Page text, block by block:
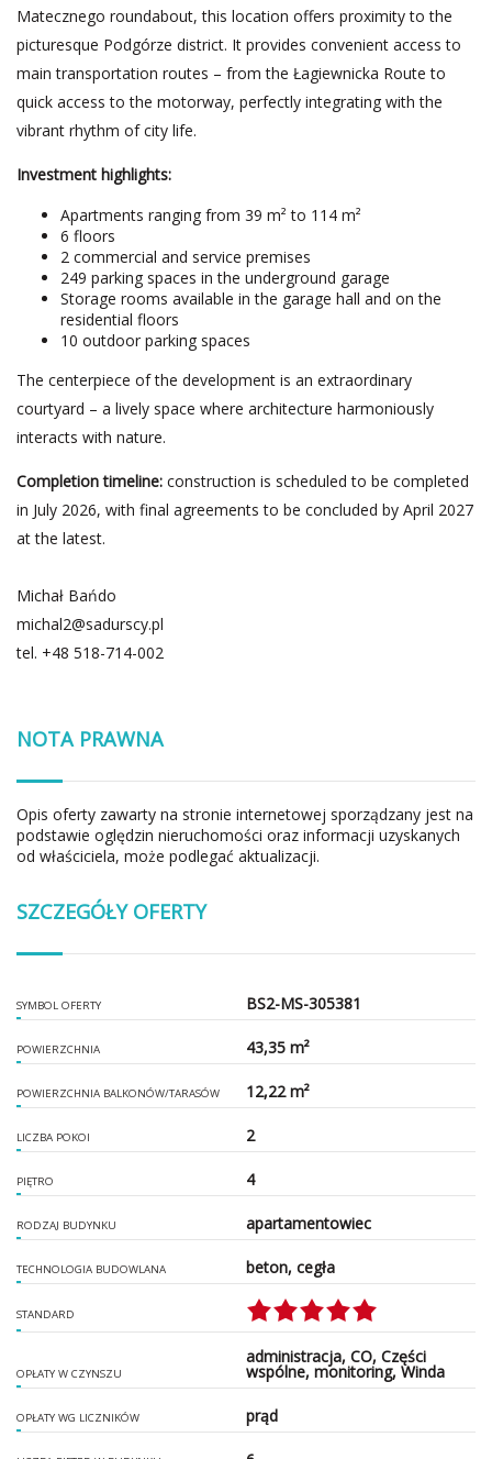
Matecznego roundabout, this location offers proximity to the
picturesque Podgórze district. It provides convenient access to
main transportation routes – from the Łagiewnicka Route to
quick access to the motorway, perfectly integrating with the
vibrant rhythm of city life.
Investment highlights:
Apartments ranging from 39 m² to 114 m²
6 floors
2 commercial and service premises
249 parking spaces in the underground garage
Storage rooms available in the garage hall and on the
residential floors
10 outdoor parking spaces
The centerpiece of the development is an extraordinary
courtyard – a lively space where architecture harmoniously
interacts with nature.
Completion timeline: construction is scheduled to be completed
in July 2026, with final agreements to be concluded by April 2027
at the latest.
Michał Bańdo
michal2@sadurscy.pl
tel. +48 518-714-002
NOTA PRAWNA
Opis oferty zawarty na stronie internetowej sporządzany jest na
podstawie oględzin nieruchomości oraz informacji uzyskanych
od właściciela, może podlegać aktualizacji.
SZCZEGÓŁY OFERTY
SYMBOL OFERTY BS2-MS-305381
POWIERZCHNIA 43,35 m²
POWIERZCHNIA BALKONÓW/TARASÓW 12,22 m²
LICZBA POKOI 2
PIĘTRO 4
RODZAJ BUDYNKU apartamentowiec
TECHNOLOGIA BUDOWLANA beton, cegła
STANDARD
OPŁATY W CZYNSZU
administracja, CO, Części
wspólne, monitoring, Winda
OPŁATY WG LICZNIKÓW prąd